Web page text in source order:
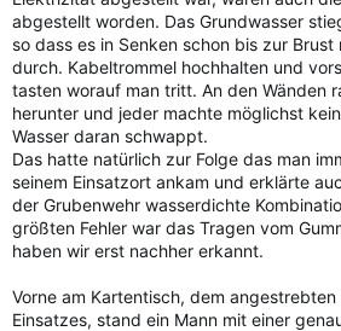
abgestellt worden. Das Grundwasser
so dass es in Senken schon bis zur
durch. Kabeltrommel hochhalten und
tasten worauf man tritt. An den Wänden
herunter und jeder machte möglichst
Wasser daran schwappt.
Das hatte natürlich zur Folge das man
seinem Einsatzort ankam und erklärte
der Grubenwehr wasserdichte
größten Fehler war das Tragen vom
haben wir erst nachher erkannt.
Vorne am Kartentisch, dem
Einsatzes, stand ein Mann mit einer